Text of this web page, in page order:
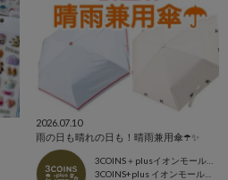
2026.07.10
雨の日も晴れの日も！晴雨兼用傘☂️✨